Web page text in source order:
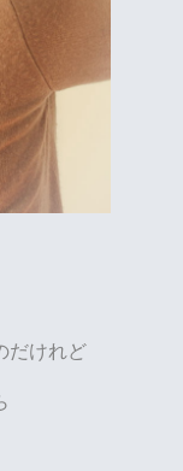
だけれど